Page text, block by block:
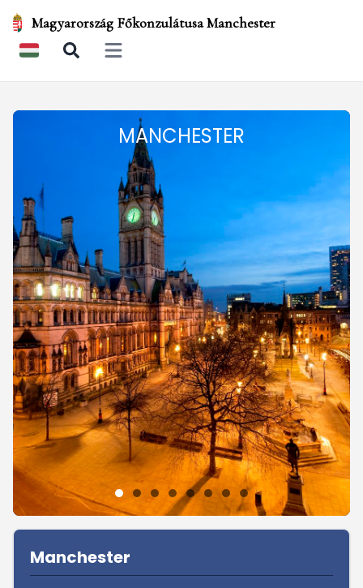
Magyarország Főkonzulátusa Manchester
Open main menu
MANCHESTER
Sidebar
Manchester